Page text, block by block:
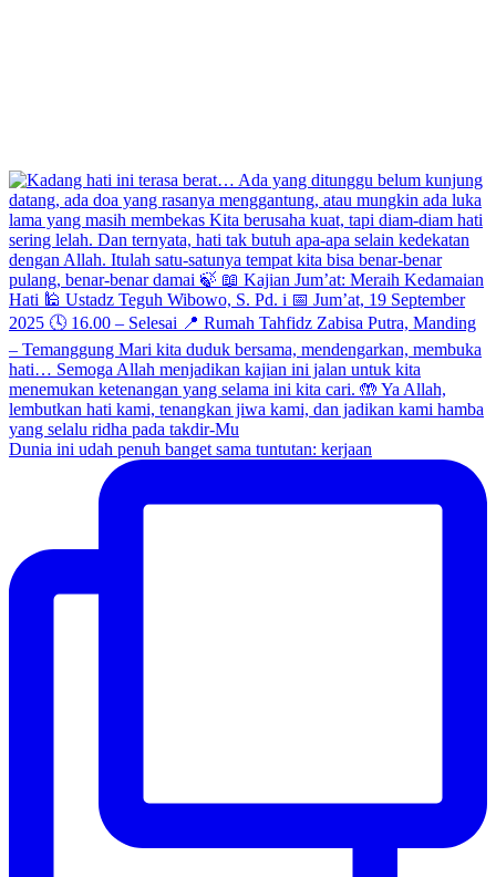
Dunia ini udah penuh banget sama tuntutan: kerjaan